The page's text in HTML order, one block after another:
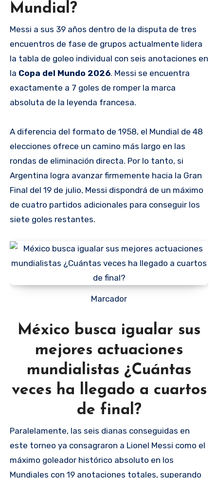
Mundial?
Messi a sus 39 años dentro de la disputa de tres
encuentros de fase de grupos actualmente lidera
la tabla de goleo individual con seis anotaciones en
la Copa del Mundo 2026. Messi se encuentra
exactamente a 7 goles de romper la marca
absoluta de la leyenda francesa.
A diferencia del formato de 1958, el Mundial de 48
elecciones ofrece un camino más largo en las
rondas de eliminación directa. Por lo tanto, si
Argentina logra avanzar firmemente hacia la Gran
Final del 19 de julio, Messi dispondrá de un máximo
de cuatro partidos adicionales para conseguir los
siete goles restantes.
Marcador
México busca igualar sus
mejores actuaciones
mundialistas ¿Cuántas
veces ha llegado a cuartos
de final?
Paralelamente, las seis dianas conseguidas en
este torneo ya consagraron a Lionel Messi como el
máximo goleador histórico absoluto en los
Mundiales con 19 anotaciones totales, superando